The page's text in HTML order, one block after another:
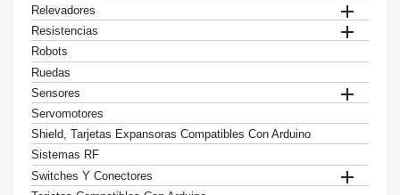
Relevadores

Resistencias 
Robots
Ruedas
Sensores

Servomotores
Shield, Tarjetas Expansoras Compatibles Con Arduino
Sistemas RF
Switches Y Conectores
